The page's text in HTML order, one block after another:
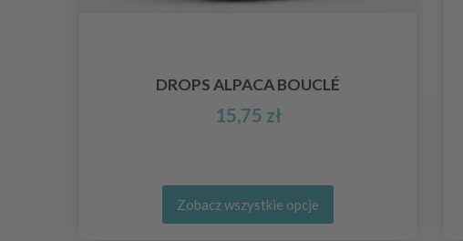
DROPS ALPACA BOUCLÉ
15,75 zł
Zobacz wszystkie opcje